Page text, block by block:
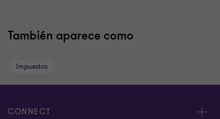
También aparece como
Impuestos
CONNECT